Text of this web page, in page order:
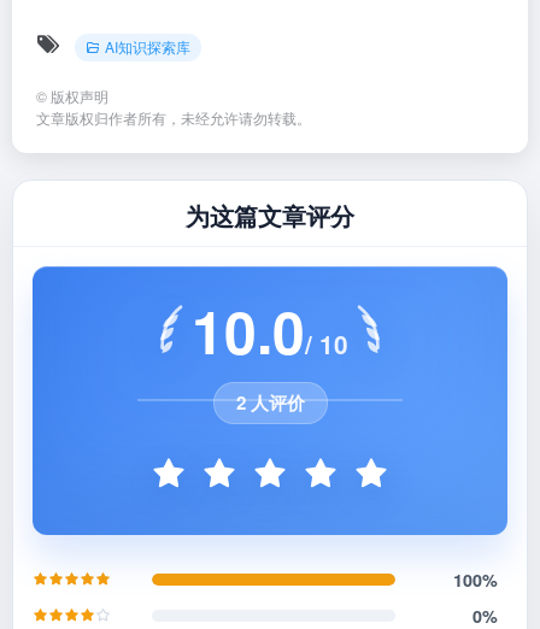
AI知识探索库
© 版权声明
文章版权归作者所有，未经允许请勿转载。
为这篇文章评分
10.0/ 10
2 人评价
100%
0%